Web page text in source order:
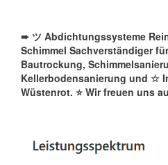
➨ ツ Abdichtungssysteme
Schimmel Sachverständiger
Bautrockung,
Kellerbodensanierung und ☆
Wüstenrot. ⭐ Wir freuen uns